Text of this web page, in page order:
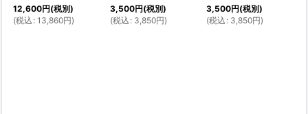
12,600円(税別)
(税込 : 13,860円)
3,500円(税別)
(税込 : 3,850円)
3,500円(税別)
(税込 : 3,850円)